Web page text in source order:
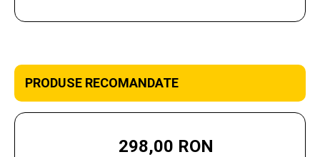
PRODUSE RECOMANDATE
298,00 RON